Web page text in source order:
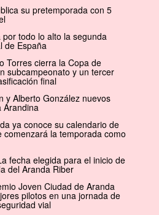
su pretemporada con 5
todo lo alto la segunda
de España
Torres cierra la Copa de
subcampeonato y un tercer
final
y Alberto González nuevos
Arandina
ya conoce su calendario de
comenzará la temporada como
fecha elegida para el inicio de
del Aranda Riber
Joven Ciudad de Aranda
pilotos en una jornada de
vial